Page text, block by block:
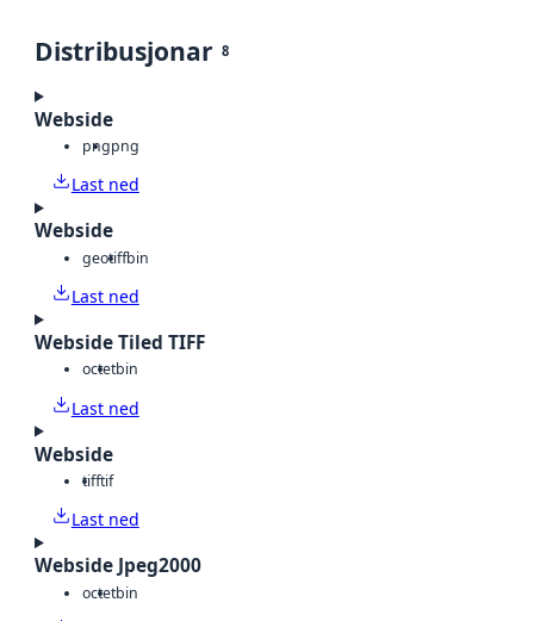
Distribusjonar 8
Webside
pngpng
Last ned
Webside
geotiffbin
Last ned
Webside Tiled TIFF
octetbin
Last ned
Webside
tifftif
Last ned
Webside Jpeg2000
octetbin